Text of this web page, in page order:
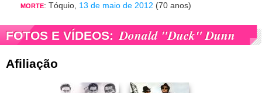
MORTE: Tóquio, 13 de maio de 2012 (70 anos)
FOTOS E VÍDEOS: Donald "Duck" Dunn
Afiliação